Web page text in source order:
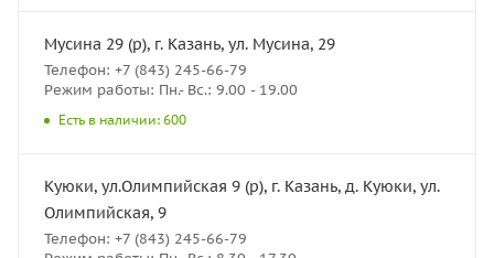
Мусина 29 (р), г. Казань, ул. Мусина, 29
Телефон: +7 (843) 245-66-79
Режим работы: Пн.- Вс.: 9.00 - 19.00
Есть в наличии: 600
Куюки, ул.Олимпийская 9 (р), г. Казань, д. Куюки, ул.
Олимпийская, 9
Телефон: +7 (843) 245-66-79